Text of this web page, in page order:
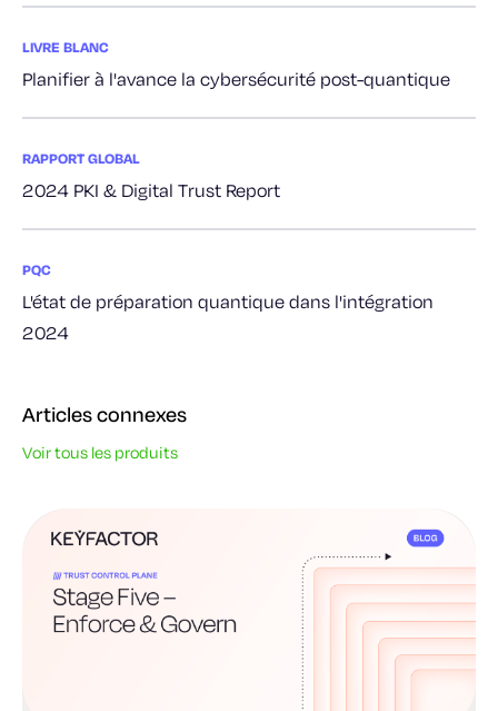
LIVRE BLANC
Planifier à l'avance la cybersécurité post-quantique
RAPPORT GLOBAL
2024 PKI & Digital Trust Report
PQC
L'état de préparation quantique dans l'intégration
2024
Articles connexes
Voir tous les produits